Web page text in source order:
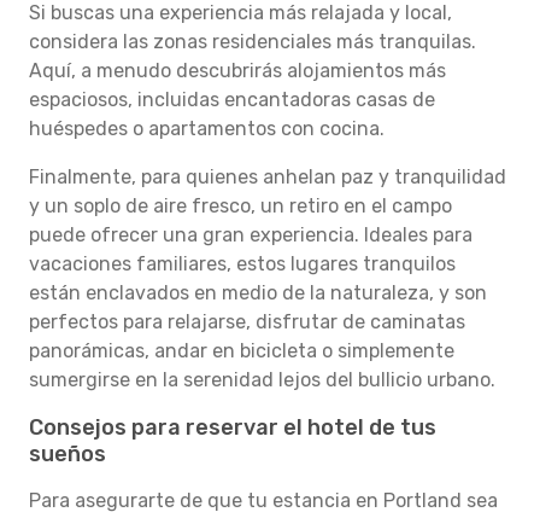
Si buscas una experiencia más relajada y local,
considera las zonas residenciales más tranquilas.
Aquí, a menudo descubrirás alojamientos más
espaciosos, incluidas encantadoras casas de
huéspedes o apartamentos con cocina.
Finalmente, para quienes anhelan paz y tranquilidad
y un soplo de aire fresco, un retiro en el campo
puede ofrecer una gran experiencia. Ideales para
vacaciones familiares, estos lugares tranquilos
están enclavados en medio de la naturaleza, y son
perfectos para relajarse, disfrutar de caminatas
panorámicas, andar en bicicleta o simplemente
sumergirse en la serenidad lejos del bullicio urbano.
Consejos para reservar el hotel de tus
sueños
Para asegurarte de que tu estancia en Portland sea